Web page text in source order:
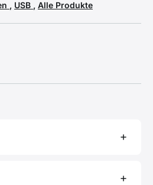
, USB , Alle Produkte